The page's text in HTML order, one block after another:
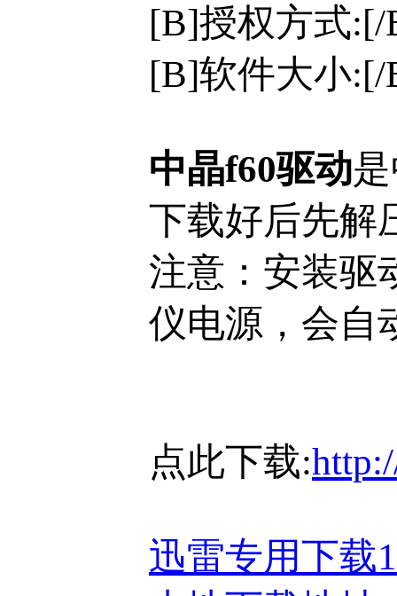
[B]授权方式
[B]软件大小:[/
中晶f60驱动
下载好后先解
注意：安装驱
仪电源，会自
点此下载:
迅雷专用下载